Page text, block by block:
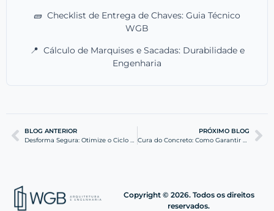
🧱 Checklist de Entrega de Chaves: Guia Técnico
WGB
📍 Cálculo de Marquises e Sacadas: Durabilidade e
Engenharia
BLOG ANTERIOR
Desforma Segura: Otimize o Ciclo de Cura e o Desmolde
PRÓXIMO BLOG
Cura do Concreto: Como Garantir a Máxima Resistência
Copyright © 2026. Todos os direitos
reservados.